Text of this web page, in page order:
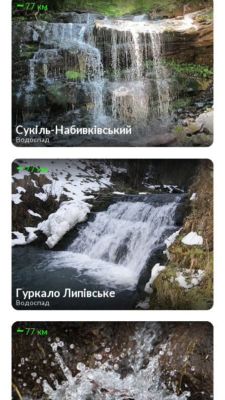
77 км
Сукіль-Набивківський
Водоспад
77 км
Гуркало Липівське
Водоспад
77 км